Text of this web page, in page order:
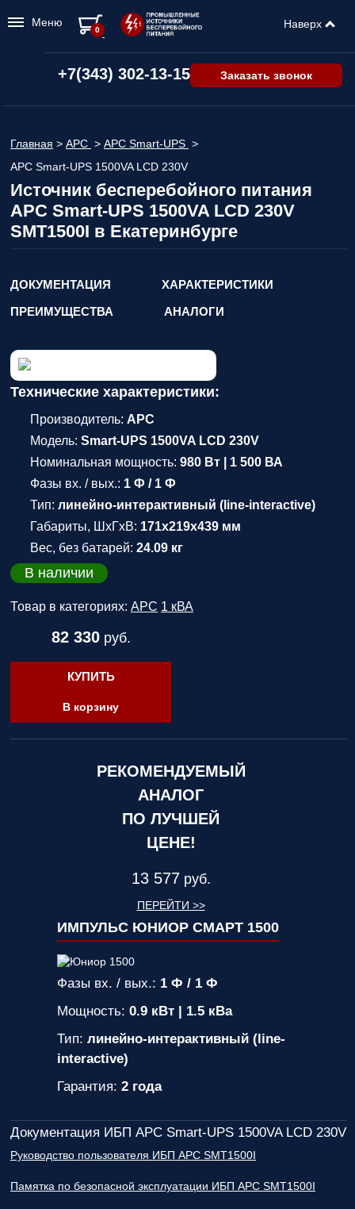
+7(343) 302-13-15 Заказать звонок
Главная > APC > APC Smart-UPS >
APC Smart-UPS 1500VA LCD 230V
Источник бесперебойного питания
APC Smart-UPS 1500VA LCD 230V
SMT1500I в Екатеринбурге
ДОКУМЕНТАЦИЯ
ХАРАКТЕРИСТИКИ
ПРЕИМУЩЕСТВА
АНАЛОГИ
Технические характеристики:
Производитель: APC
Модель: Smart-UPS 1500VA LCD 230V
Номинальная мощность: 980 Вт | 1 500 ВА
Фазы вх. / вых.: 1 Ф / 1 Ф
Тип: линейно-интерактивный (line-interactive)
Габариты, ШхГхВ: 171x219x439 мм
Вес, без батарей: 24.09 кг
В наличии
Товар в категориях: APC 1 кВА
82 330руб.
КУПИТЬ
В корзину
РЕКОМЕНДУЕМЫЙ
АНАЛОГ
ПО ЛУЧШЕЙ
ЦЕНЕ!
13 577 руб.
ПЕРЕЙТИ >>
ИМПУЛЬС ЮНИОР СМАРТ 1500
Фазы вх. / вых.: 1 Ф / 1 Ф
Мощность: 0.9 кВт | 1.5 кВа
Тип: линейно-интерактивный (line-
interactive)
Гарантия: 2 года
Документация ИБП APC Smart-UPS 1500VA LCD 230V
Руководство пользователя ИБП APC SMT1500I
Памятка по безопасной эксплуатации ИБП APC SMT1500I
Меню Наверх
0